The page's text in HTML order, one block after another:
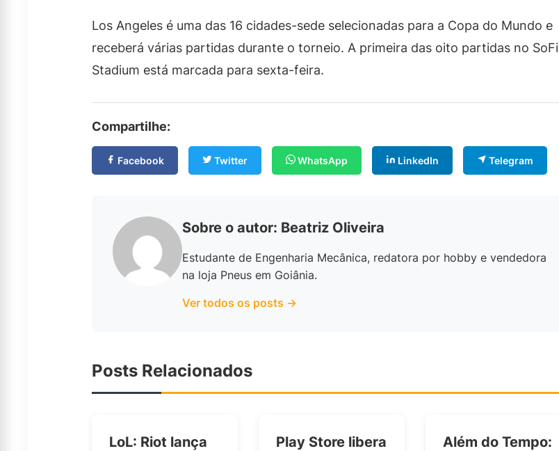
Los Angeles é uma das 16 cidades-sede selecionadas para a Copa do Mundo e
receberá várias partidas durante o torneio. A primeira das oito partidas no SoFi
Stadium está marcada para sexta-feira.
Compartilhe:
Facebook Twitter WhatsApp LinkedIn Telegram
Sobre o autor: Beatriz Oliveira
Estudante de Engenharia Mecânica, redatora por hobby e vendedora
na loja Pneus em Goiânia.
Ver todos os posts →
Posts Relacionados
LoL: Riot lança
Play Store libera
Além do Tempo: